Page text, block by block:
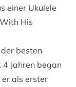
einer Ukulele
With His
besten
Jahren began
als erster